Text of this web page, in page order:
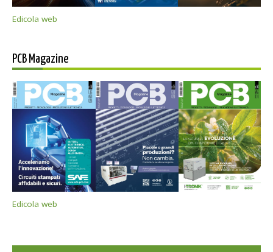
Edicola web
PCB Magazine
Edicola web